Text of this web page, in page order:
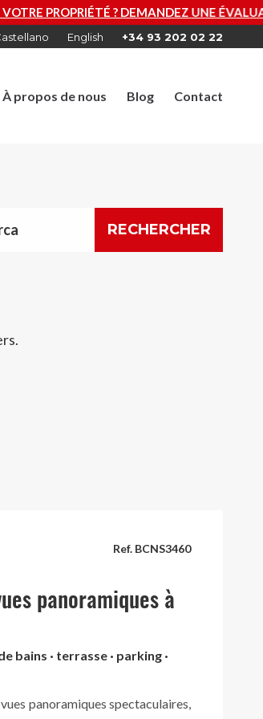
UNE ÉVALUATION GRATUITE
English +34 93 202 02 22
À propos de nous Blog Contact
RECHERCHER
Ref. BCNS3460
panoramiques à
bains · terrasse · parking ·
panoramiques spectaculaires,